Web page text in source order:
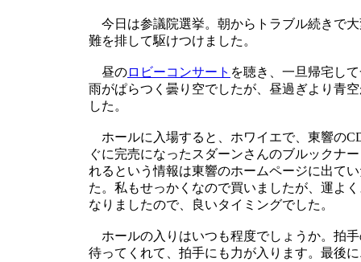
今日は参議院選挙。朝からトラブル続きで
難を排して駆けつけました。
昼のロビーコンサート を聴き、一旦帰宅し
雨がぱらつく曇り空でしたが、昼過ぎより青
した。
ホールに入場すると、ホワイエで、東響の
ぐに完売になったスダーンさんのブルックナ
れるという情報は東響のホームページに出て
た。私もせっかくなので買いましたが、運よ
なりましたので、良いタイミングでした。
ホールの入りはいつも程度でしょうか。拍
待ってくれて、拍手にも力が入ります。最後